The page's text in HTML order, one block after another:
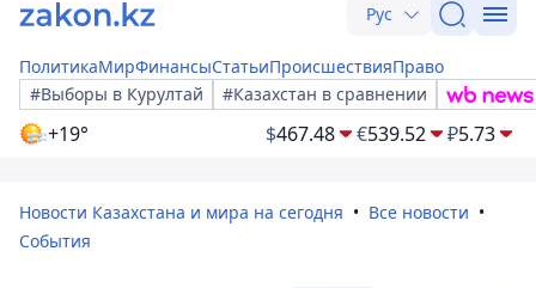
Рус
ПолитикаМирФинансыСтатьиПроисшествияПраво
#Выборы в Курултай
#Казахстан в сравнении
+19° $467.48 €539.52 ₽5.73
Новости Казахстана и мира на сегодня
Все новости
События